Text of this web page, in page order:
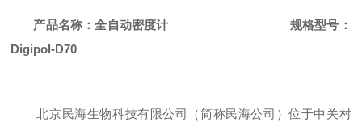
产品名称：全自动密度计
规格型号：
Digipol-D70
北京民海生物科技有限公司（简称民海公司）位于中关村